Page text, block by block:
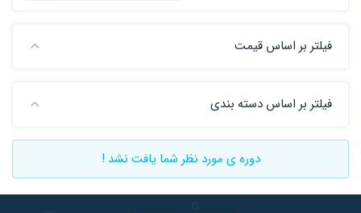
فیلتر بر اساس قیمت
فیلتر بر اساس دسته بندی
دوره ی مورد نظر شما یافت نشد !